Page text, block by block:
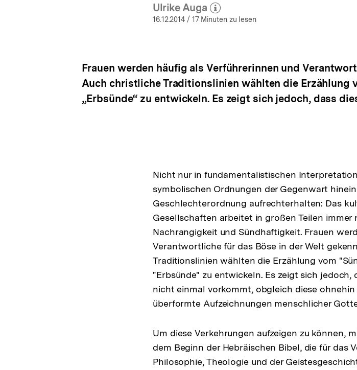
Ulrike Auga
(Mehr zum Autor)
öffnen
16.12.2014 / 17 Minuten zu lesen
Frauen werden häufig als Verführerinnen und
Auch christliche Traditionslinien wählten die Erzählung
„Erbsünde“ zu entwickeln. Es zeigt sich jedoch, dass
Nicht nur in fundamentalistischen
symbolischen Ordnungen der Gegenwart
Geschlechterordnung aufrechterhalten: Das
Gesellschaften arbeitet in großen Teilen
Nachrangigkeit und Sündhaftigkeit. Frauen
Verantwortliche für das Böse in der Welt
Traditionslinien wählten die Erzählung vom
"Erbsünde" zu entwickeln. Es zeigt sich jedoch,
nicht einmal vorkommt, obgleich diese
überformte Aufzeichnungen menschlicher
Um diese Verkehrungen aufzeigen zu können,
dem Beginn der Hebräischen Bibel, die für das
Philosophie, Theologie und der